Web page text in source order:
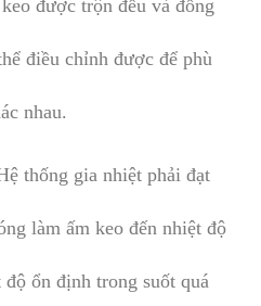
được trộn đều và đồng
điều chỉnh được để phù
nhau.
thống gia nhiệt phải đạt
làm ấm keo đến nhiệt độ
ổn định trong suốt quá